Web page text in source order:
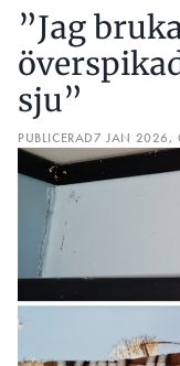
”Jag
sju”
PUBLICERAD7 JAN 2026,